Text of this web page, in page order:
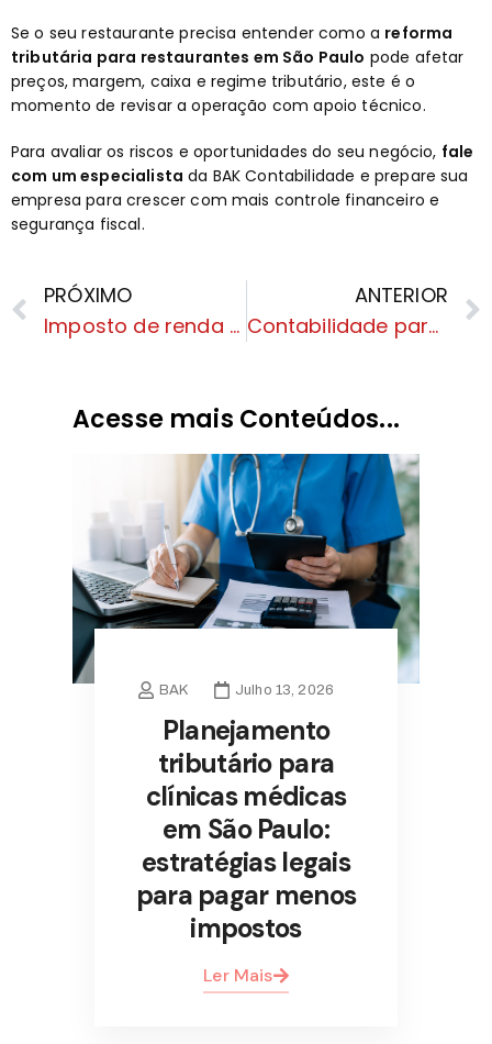
Se o seu restaurante precisa entender como a reforma
tributária para restaurantes em São Paulo pode afetar
preços, margem, caixa e regime tributário, este é o
momento de revisar a operação com apoio técnico.
Para avaliar os riscos e oportunidades do seu negócio, fale
com um especialista da BAK Contabilidade e prepare sua
empresa para crescer com mais controle financeiro e
segurança fiscal.
PRÓXIMO
Imposto de renda de 2026, qual o prazo final para declarar
ANTERIOR
Contabilidade para e-commerce em São Paulo: como se preparar para o novo modelo tributário
Acesse mais Conteúdos...
BAK Julho 13, 2026
Planejamento
tributário para
clínicas médicas
em São Paulo:
estratégias legais
para pagar menos
impostos
Ler Mais